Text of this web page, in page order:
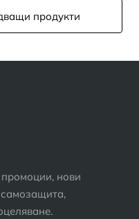
продукти
нови